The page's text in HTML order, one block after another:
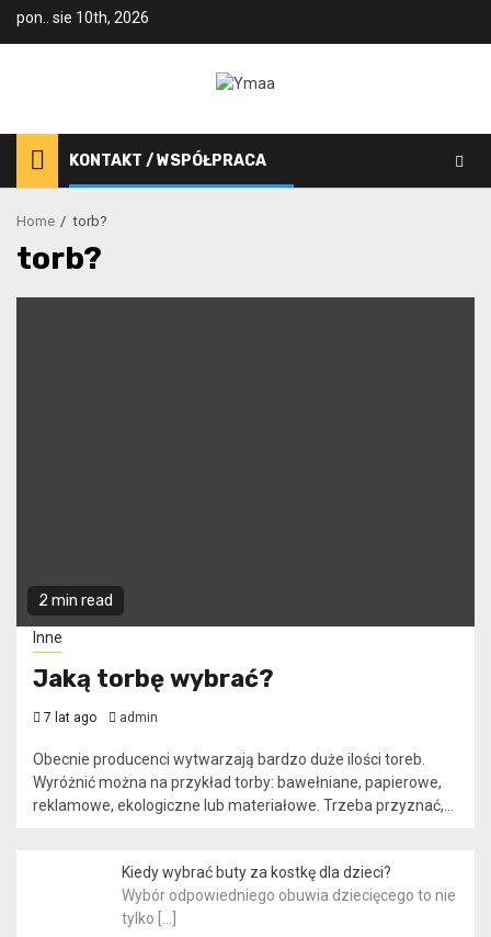
pon.. sie 10th, 2026
KONTAKT / WSPÓŁPRACA
Home torb?
torb?
2 min read
Inne
Jaką torbę wybrać?
7 lat ago admin
Obecnie producenci wytwarzają bardzo duże ilości toreb.
Wyróżnić można na przykład torby: bawełniane, papierowe,
reklamowe, ekologiczne lub materiałowe. Trzeba przyznać,...
Kiedy wybrać buty za kostkę dla dzieci?
Wybór odpowiedniego obuwia dziecięcego to nie
tylko